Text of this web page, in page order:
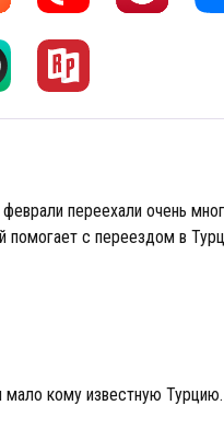
переехали очень
помогает с переездом в
мало кому известную Турцию.